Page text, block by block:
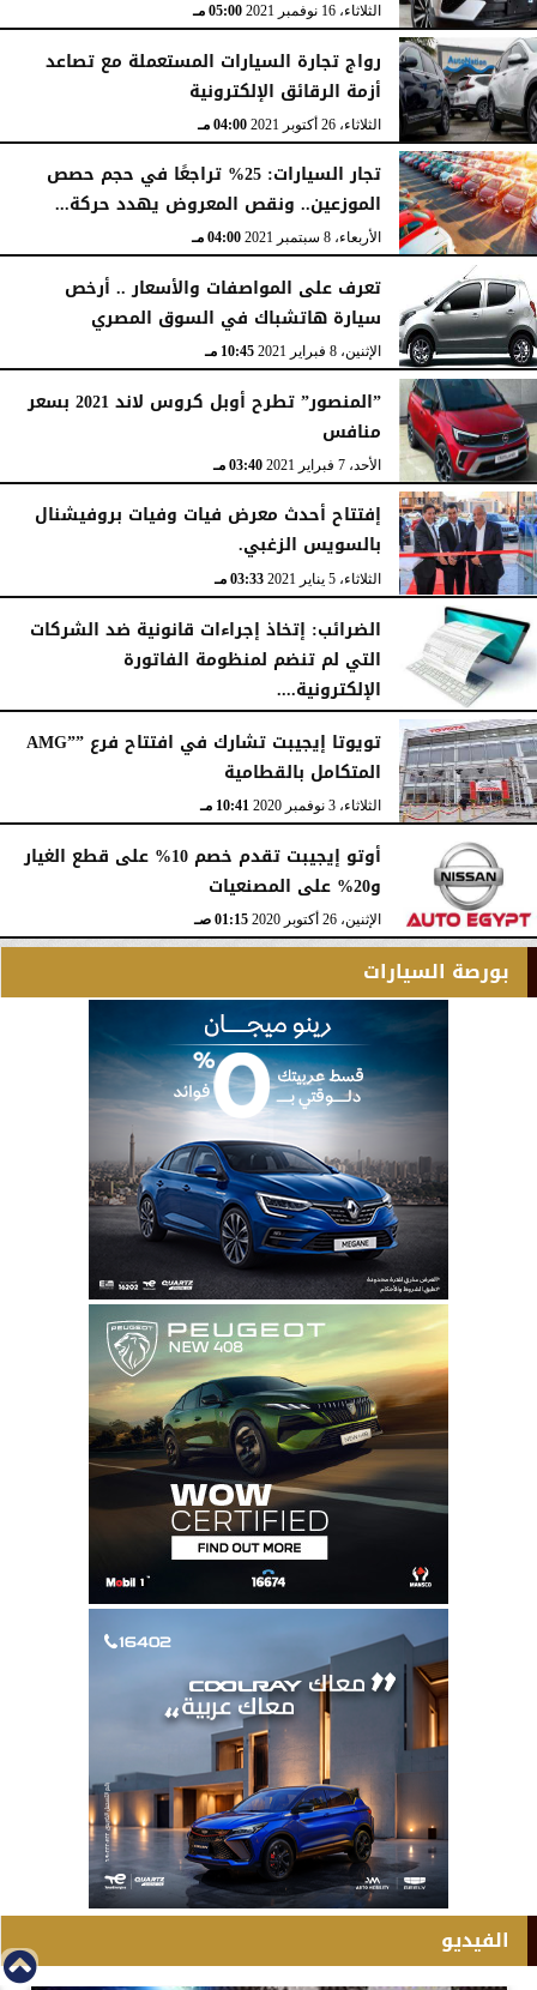
الثلاثاء، 16 نوفمبر 2021 05:00 مـ
رواج تجارة السيارات المستعملة مع تصاعد
أزمة الرقائق الإلكترونية
الثلاثاء، 26 أكتوبر 2021 04:00 مـ
تجار السيارات: 25% تراجعًا في حجم حصص
الموزعين.. ونقص المعروض يهدد حركة...
الأربعاء، 8 سبتمبر 2021 04:00 مـ
تعرف على المواصفات والأسعار .. أرخص
سيارة هاتشباك في السوق المصري
الإثنين، 8 فبراير 2021 10:45 مـ
”المنصور” تطرح أوبل كروس لاند 2021 بسعر
منافس
الأحد، 7 فبراير 2021 03:40 مـ
إفتتاح أحدث معرض فيات وفيات بروفيشنال
بالسويس الزغبي.
الثلاثاء، 5 يناير 2021 03:33 مـ
الضرائب: إتخاذ إجراءات قانونية ضد الشركات
التي لم تنضم لمنظومة الفاتورة
الإلكترونية....
السبت، 28 نوفمبر 2020
تويوتا إيجيبت تشارك في افتتاح فرع ””AMG
المتكامل بالقطامية
الثلاثاء، 3 نوفمبر 2020 10:41 مـ
أوتو إيجيبت تقدم خصم 10% على قطع الغيار
و20% على المصنعيات
الإثنين، 26 أكتوبر 2020 01:15 صـ
بورصة السيارات
الفيديو